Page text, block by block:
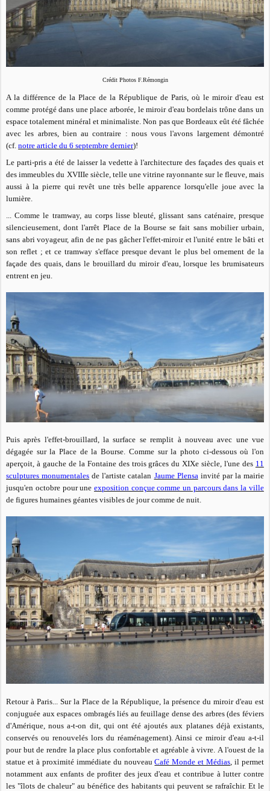
Crédit Photos F.Rémongin
A la différence de la Place de la République de Paris, où le miroir d'eau est
comme protégé dans une place arborée, le miroir d'eau bordelais trône dans un
espace totalement minéral et minimaliste. Non pas que Bordeaux eût été fâchée
avec les arbres, bien au contraire : nous vous l'avons largement démontré
(cf.notre article du 6 septembre dernier)!
Le parti-pris a été de laisser la vedette à l'architecture des façades des quais et
des immeubles du XVIIIe siècle, telle une vitrine rayonnante sur le fleuve, mais
aussi à la pierre qui revêt une très belle apparence lorsqu'elle joue avec la
lumière.
... Comme le tramway, au corps lisse bleuté, glissant sans caténaire, presque
silencieusement,dont l'arrêt Place de la Bourse se fait sans mobilier urbain,
sans abri voyageur, afin de ne pas gâcher l'effet-miroir et l'unité entre le bâti et
son reflet ; et ce tramway s'efface presquedevant le plus bel ornement de la
façade des quais,dans le brouillard du miroir d'eau, lorsque les brumisateurs
entrent en jeu.
Puis après l'effet-brouillard, la surface se remplit à nouveau avec une vue
dégagée sur la Place de la Bourse. Comme sur la photo ci-dessous où l'on
aperçoit, à gauche de la Fontaine des trois grâces du XIXe siècle, l'une des 11
sculptures monumentales de l'artiste catalan Jaume Plensainvité par la mairie
jusqu'en octobre pour une exposition conçue comme un parcours dans la ville
de figures humaines géantes visibles de jour comme de nuit.
Retour à Paris... Sur la Place de la République, la présence du miroir d'eau est
conjuguée aux espaces ombragés liés au feuillage dense des arbres (des féviers
d'Amérique, nous a-t-on dit, qui ont été ajoutés aux platanes déjà existants,
conservés ou renouvelés lors du réaménagement). Ainsi ce miroir d'eau a-t-il
pour but de rendre la place plus confortable et agréable à vivre. A l'ouest de la
statue et à proximité immédiate du nouveauCafé Monde et Médias , il permet
notamment aux enfants de profiter des jeux d'eau et contribue àlutter contre
les "îlots de chaleur" au bénéfice des habitants qui peuvent se rafraîchir. Et le